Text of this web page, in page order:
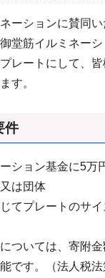
ーションに賛同い
堂筋イルミネー
レートにして、
す。
件
ション基金に5万
は団体
てプレートのサイ
ついては、寄附
です。（法人税